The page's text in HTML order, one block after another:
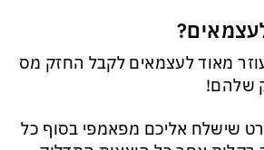
מאוד לעצמאים לקבל החזק מס
שלהם!
שישלח אליכם מפאמפי בסוף כל